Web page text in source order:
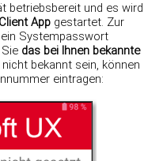
betriebsbereit und es wird
Appgestartet. Zur
Systempasswort
das bei Ihnen bekannte
bekannt sein, können
eintragen: